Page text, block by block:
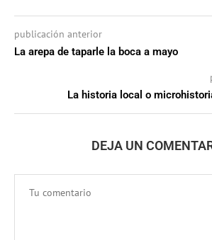
publicación anterior
La arepa de taparle la boca a mayo
La historia local o
DEJA UN